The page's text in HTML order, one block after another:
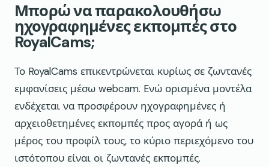
Μπορώ να παρακολουθήσω
ηχογραφημένες εκπομπές στο
RoyalCams;
Το RoyalCams επικεντρώνεται κυρίως σε ζωντανές
εμφανίσεις μέσω webcam. Ενώ ορισμένα μοντέλα
ενδέχεται να προσφέρουν ηχογραφημένες ή
αρχειοθετημένες εκπομπές προς αγορά ή ως
μέρος του προφίλ τους, το κύριο περιεχόμενο του
ιστότοπου είναι οι ζωντανές εκπομπές.